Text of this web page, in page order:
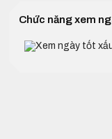
Chức năng xem